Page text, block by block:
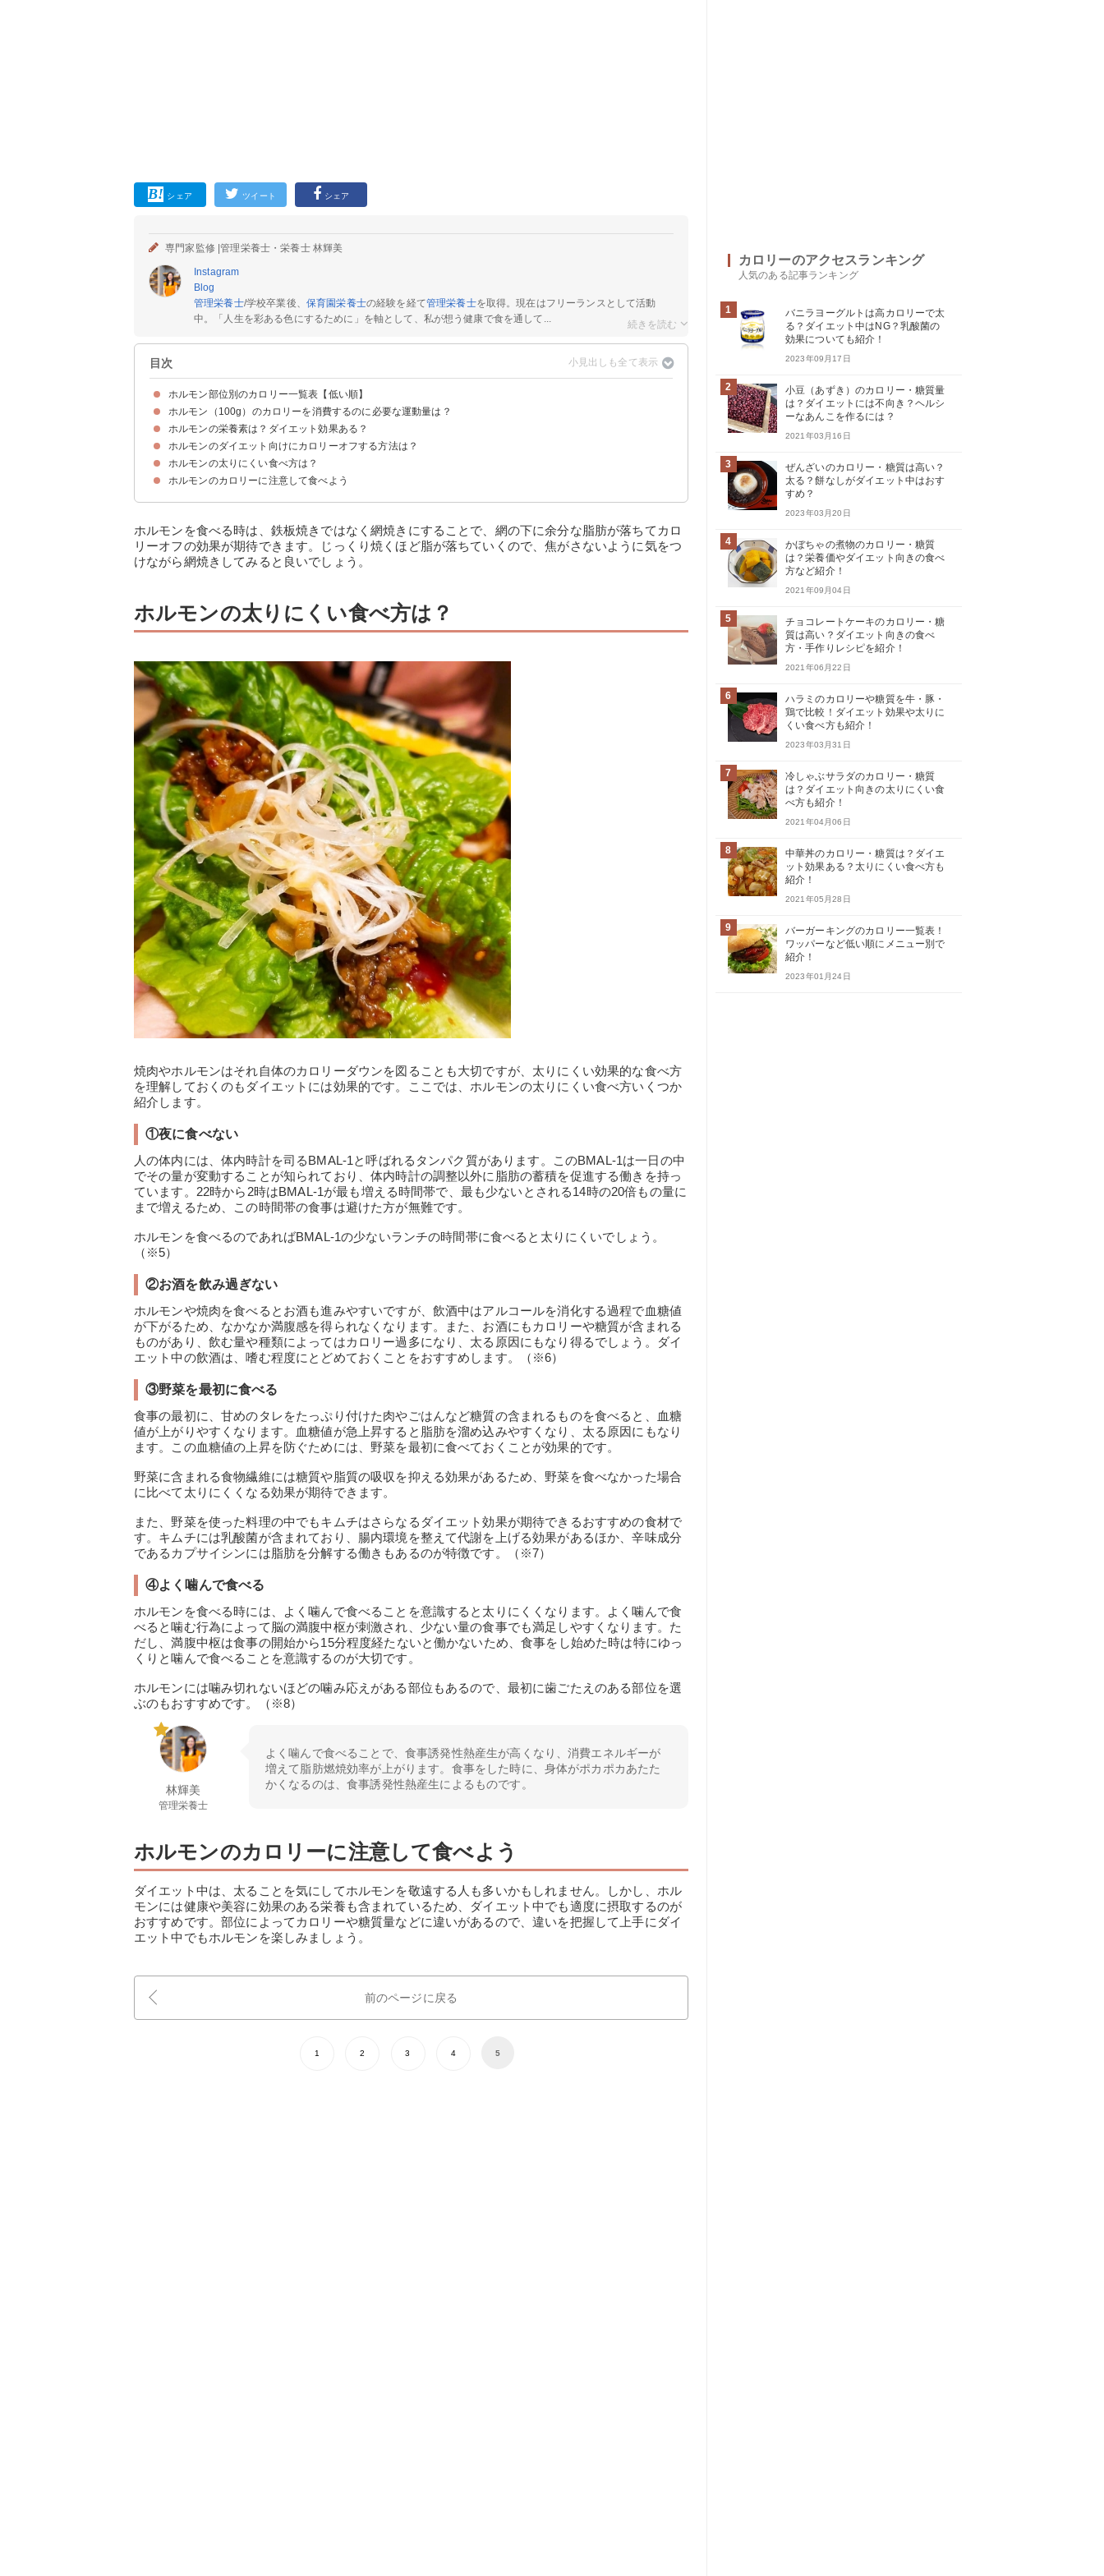
シェア ツイート シェア
専門家監修 |管理栄養士・栄養士 林輝美
Instagram
Blog
管理栄養士/学校卒業後、 保育園栄養士の経験を経て管理栄養士を取得。現在はフリーランスとして活動
中。「人生を彩ある色にするために」を軸として、私が想う健康で食を通して...
目次
ホルモン部位別のカロリー一覧表【低い順】
①センマイ
②コブクロ
③レバー
④ハツ
⑤シマチョウ
⑥ミノ
⑦ハチノス
⑧カシラ
⑨マルチョウ
⑩ギアラ
⑪ハラミ
⑫タン
ホルモン（100g）のカロリーを消費するのに必要な運動量は？
ホルモンの栄養素は？ダイエット効果ある？
①チロシン
②カルニチン
③ビタミンB1
④ビタミンB2
⑤鉄分
⑥コラーゲン
ホルモンの部位によっては脂肪が低い
ホルモンのダイエット向けにカロリーオフする方法は？
①タレを使わないで塩コショウ・レモン汁で食べる
②なるべく網焼きのホルモンを食べる
ホルモンの太りにくい食べ方は？
①夜に食べない
②お酒を飲み過ぎない
③野菜を最初に食べる
④よく噛んで食べる
ホルモンのカロリーに注意して食べよう
ホルモンを食べる時は、鉄板焼きではなく網焼きにすることで、網の下に余分な脂肪が落ちてカロ
リーオフの効果が期待できます。じっくり焼くほど脂が落ちていくので、焦がさないように気をつ
けながら網焼きしてみると良いでしょう。
ホルモンの太りにくい食べ方は？
焼肉やホルモンはそれ自体のカロリーダウンを図ることも大切ですが、太りにくい効果的な食べ方
を理解しておくのもダイエットには効果的です。ここでは、ホルモンの太りにくい食べ方いくつか
紹介します。
①夜に食べない
人の体内には、体内時計を司るBMAL-1と呼ばれるタンパク質があります。このBMAL-1は一日の中
でその量が変動することが知られており、体内時計の調整以外に脂肪の蓄積を促進する働きを持っ
ています。22時から2時はBMAL-1が最も増える時間帯で、最も少ないとされる14時の20倍もの量に
まで増えるため、この時間帯の食事は避けた方が無難です。
ホルモンを食べるのであればBMAL-1の少ないランチの時間帯に食べると太りにくいでしょう。
（※5）
②お酒を飲み過ぎない
ホルモンや焼肉を食べるとお酒も進みやすいですが、飲酒中はアルコールを消化する過程で血糖値
が下がるため、なかなか満腹感を得られなくなります。また、お酒にもカロリーや糖質が含まれる
ものがあり、飲む量や種類によってはカロリー過多になり、太る原因にもなり得るでしょう。ダイ
エット中の飲酒は、嗜む程度にとどめておくことをおすすめします。（※6）
③野菜を最初に食べる
食事の最初に、甘めのタレをたっぷり付けた肉やごはんなど糖質の含まれるものを食べると、血糖
値が上がりやすくなります。血糖値が急上昇すると脂肪を溜め込みやすくなり、太る原因にもなり
ます。この血糖値の上昇を防ぐためには、野菜を最初に食べておくことが効果的です。
野菜に含まれる食物繊維には糖質や脂質の吸収を抑える効果があるため、野菜を食べなかった場合
に比べて太りにくくなる効果が期待できます。
また、野菜を使った料理の中でもキムチはさらなるダイエット効果が期待できるおすすめの食材で
す。キムチには乳酸菌が含まれており、腸内環境を整えて代謝を上げる効果があるほか、辛味成分
であるカプサイシンには脂肪を分解する働きもあるのが特徴です。（※7）
④よく噛んで食べる
ホルモンを食べる時には、よく噛んで食べることを意識すると太りにくくなります。よく噛んで食
べると噛む行為によって脳の満腹中枢が刺激され、少ない量の食事でも満足しやすくなります。た
だし、満腹中枢は食事の開始から15分程度経たないと働かないため、食事をし始めた時は特にゆっ
くりと噛んで食べることを意識するのが大切です。
ホルモンには噛み切れないほどの噛み応えがある部位もあるので、最初に歯ごたえのある部位を選
ぶのもおすすめです。（※8）
林輝美
管理栄養士
よく噛んで食べることで、食事誘発性熱産生が高くなり、消費エネルギーが
増えて脂肪燃焼効率が上がります。食事をした時に、身体がポカポカあたた
かくなるのは、食事誘発性熱産生によるものです。
ホルモンのカロリーに注意して食べよう
ダイエット中は、太ることを気にしてホルモンを敬遠する人も多いかもしれません。しかし、ホル
モンには健康や美容に効果のある栄養も含まれているため、ダイエット中でも適度に摂取するのが
おすすめです。部位によってカロリーや糖質量などに違いがあるので、違いを把握して上手にダイ
エット中でもホルモンを楽しみましょう。
前のページに戻る
1 2 3 4 5
カロリーのアクセスランキング
人気のある記事ランキング
1
バニラヨーグルトは高カロリーで太
る？ダイエット中はNG？乳酸菌の
効果についても紹介！
2023年09月17日
2
小豆（あずき）のカロリー・糖質量
は？ダイエットには不向き？ヘルシ
ーなあんこを作るには？
2021年03月16日
3
ぜんざいのカロリー・糖質は高い？
太る？餅なしがダイエット中はおす
すめ？
2023年03月20日
4
かぼちゃの煮物のカロリー・糖質
は？栄養価やダイエット向きの食べ
方など紹介！
2021年09月04日
5
チョコレートケーキのカロリー・糖
質は高い？ダイエット向きの食べ
方・手作りレシピを紹介！
2021年06月22日
6
ハラミのカロリーや糖質を牛・豚・
鶏で比較！ダイエット効果や太りに
くい食べ方も紹介！
2023年03月31日
7
冷しゃぶサラダのカロリー・糖質
は？ダイエット向きの太りにくい食
べ方も紹介！
2021年04月06日
8
中華丼のカロリー・糖質は？ダイエ
ット効果ある？太りにくい食べ方も
紹介！
2021年05月28日
9
バーガーキングのカロリー一覧表！
ワッパーなど低い順にメニュー別で
紹介！
2023年01月24日